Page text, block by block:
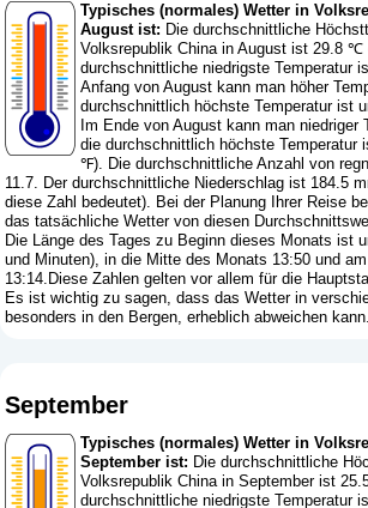
Typisches (normales) Wetter in
August ist: Die durchschnittliche
Volksrepublik China in August ist 29.8
durchschnittliche niedrigste Temperatur
Anfang von August kann man höher
durchschnittlich höchste Temperatur ist
Im Ende von August kann man niedriger
die durchschnittlich höchste
℉). Die durchschnittliche Anzahl von
11.7. Der durchschnittliche Niederschlag ist 184.5
diese Zahl bedeutet). Bei der Planung Ihrer Reise
das tatsächliche Wetter von diesen
Die Länge des Tages zu Beginn dieses Monats ist
und Minuten), in die Mitte des Monats 13:50 und
13:14.Diese Zahlen gelten vor allem für die
Es ist wichtig zu sagen, dass das Wetter in
besonders in den Bergen, erheblich abweichen kann.
September
Typisches (normales) Wetter in
September ist: Die durchschnittliche
Volksrepublik China in September ist
durchschnittliche niedrigste Temperatur